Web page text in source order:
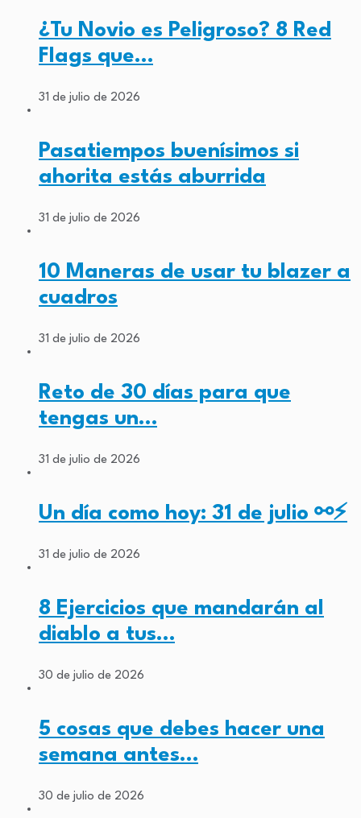
¿Tu Novio es Peligroso? 8 Red
Flags que…
31 de julio de 2026
Pasatiempos buenísimos si
ahorita estás aburrida
31 de julio de 2026
10 Maneras de usar tu blazer a
cuadros
31 de julio de 2026
Reto de 30 días para que
tengas un…
31 de julio de 2026
Un día como hoy: 31 de julio ⚯⚡
31 de julio de 2026
8 Ejercicios que mandarán al
diablo a tus…
30 de julio de 2026
5 cosas que debes hacer una
semana antes…
30 de julio de 2026